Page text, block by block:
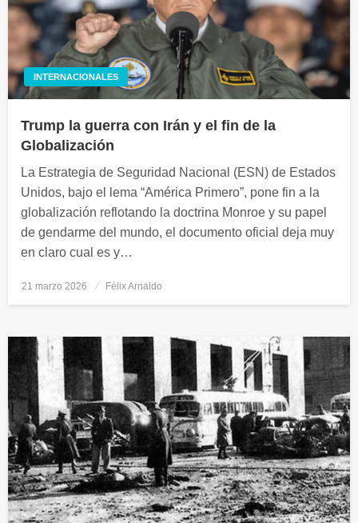
INTERNACIONALES
Trump la guerra con Irán y el fin de la
Globalización
La Estrategia de Seguridad Nacional (ESN) de Estados
Unidos, bajo el lema “América Primero”, pone fin a la
globalización reflotando la doctrina Monroe y su papel
de gendarme del mundo, el documento oficial deja muy
en claro cual es y…
Publicado
21 marzo 2026 Félix Arnaldo